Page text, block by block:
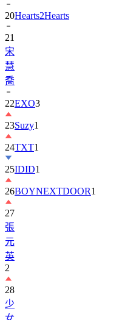
21
宋
慧
喬
22
23Suzy1
24TXT1
25IDID1
26BOYNEXTDOOR
27
張
元
英
2
28
少
女
时